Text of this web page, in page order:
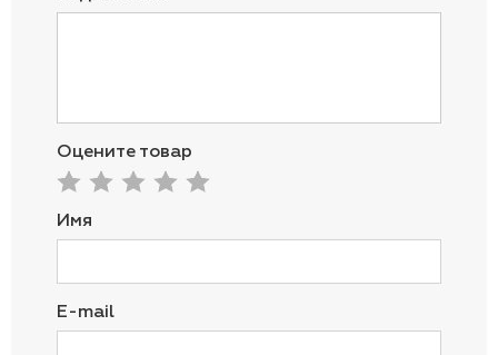
Оцените товар
Имя
E-mail